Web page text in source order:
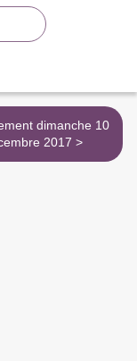
dimanche 10
décembre 2017 >